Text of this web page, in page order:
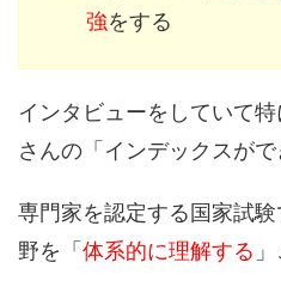
強をする
インタビューをしていて
さんの「インデックスがで
専門家を認定する国家試
野を「 体系的に理解する